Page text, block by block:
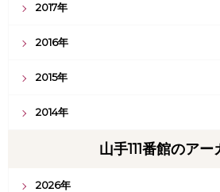
2017年
2016年
2015年
2014年
山手111番館のア
2026年